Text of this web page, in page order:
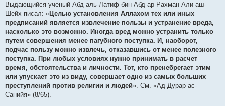
Выдающийся ученый Абд аль-Латиф бин Абд ар-Рахман Али аш-
Шейх писал: «Целью установления Аллахом тех или иных
предписаний является извлечение пользы и устранение вреда,
насколько это возможно. Иногда вред можно устранить только
путем совершения менее пагубного поступка. И, наоборот,
подчас пользу можно извлечь, отказавшись от менее полезного
поступка. При любых условиях нужно принимать в расчет
время, обстоятельства и личности. Тот, кто пренебрегает этим
или упускает это из виду, совершает одно из самых больших
преступлений против религии и людей». См. «Ад-Дурар ас-
Санийя» (8/65).